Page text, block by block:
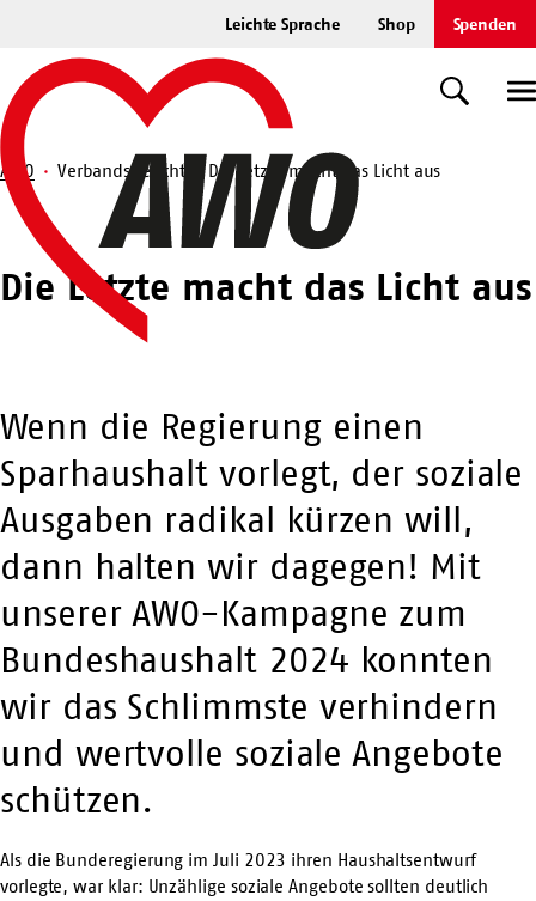
springen
Leichte Sprache Shop Spenden
Startseite
Suche
Suche
AWO Verbandsbericht Die Letzte macht das Licht aus
Die Letzte macht das Licht aus
Wenn die Regierung einen
Sparhaushalt vorlegt, der soziale
Ausgaben radikal kürzen will,
dann halten wir dagegen! Mit
unserer AWO-Kampagne zum
Bundeshaushalt 2024 konnten
wir das Schlimmste verhindern
und wertvolle soziale Angebote
schützen.
Als die Bunderegierung im Juli 2023 ihren Haushaltsentwurf
vorlegte, war klar: Unzählige soziale Angebote sollten deutlich